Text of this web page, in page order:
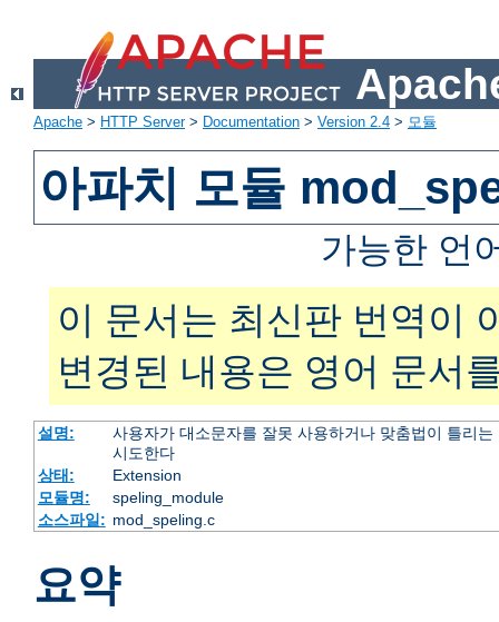
Apache > HTTP Server> Documentation > Version 2.4 > 모듈
아파치 모듈
가능한 언
이 문서는 최신판 번역이
변경된 내용은 영어 문서
설명:
사용자가 대소문자를 잘못 사용하거나 맞춤법이 틀리
시도한다
상태:
Extension
모듈명:
speling_module
소스파일: mod_speling.c
요약